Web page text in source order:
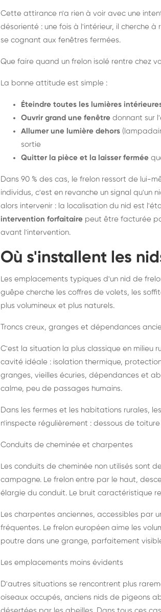
Cette attirance n'a rien à voir avec une
désorienté : une fois à l'intérieur, il cherche
se cognant aux fenêtres fermées.
Que faire quand un frelon isolé rentre chez
La bonne attitude est simple :
Éteindre toutes les lumières
Ouvrir grand une fenêtre donnant sur
Allumer une lumière dehors
sortie
Quitter la pièce et la laisser fermée
Dans 90 % des cas, le frelon ressort de lui-
individus, c'est en revanche un signal qu'un
alors intervenir : la localisation du nid est
intervention forfaitaire peut être facturée
avant l'intervention.
Où s'installent les
Les emplacements typiques d'un nid de
guêpe cherche les coffres de volets, les
plus volumineux et plus naturels.
Troncs creux, granges et dépendances
C'est la situation la plus classique en milieu
cavité idéale : isolation thermique,
granges, vieilles écuries, dépendances et
calme, peu de passages humains.
Dans les fermes et les habitations rurales,
n'inspecte régulièrement : dessous de
Conduits de cheminée et charpentes
Les conduits de cheminée non utilisés sont
campagne. Le frelon entre par le haut,
élargie du conduit. Le bruit caractéristique
Les charpentes anciennes, accessibles par
fréquentes. Le frelon européen aime les
poutre dans une grange, parfaitement
Les emplacements moins évidents
D'autres situations se rencontrent plus
oiseaux occupés, anciens nids de pigeons